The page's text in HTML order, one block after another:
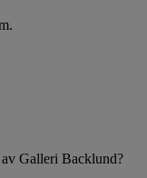
Galleri Backlund?